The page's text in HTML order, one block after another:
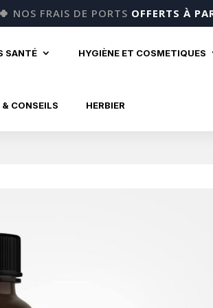
🍀 NOS FRAIS DE PORTS OFFERTS À
SANTÉ HYGIÈNE ET COSMETIQUES
CONSEILS HERBIER